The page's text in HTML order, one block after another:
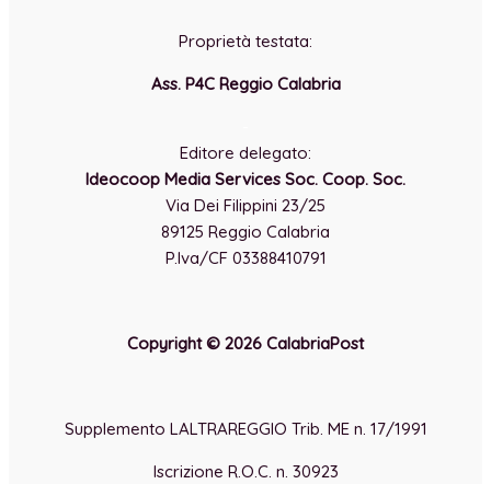
Proprietà testata:
Ass. P4C Reggio Calabria
Editore delegato:
Ideocoop Media Services Soc. Coop. Soc.
Via Dei Filippini 23/25
89125 Reggio Calabria
P.Iva/CF 03388410791
Copyright © 2026 CalabriaPost
Supplemento LALTRAREGGIO Trib. ME n. 17/1991
Iscrizione R.O.C. n. 30923